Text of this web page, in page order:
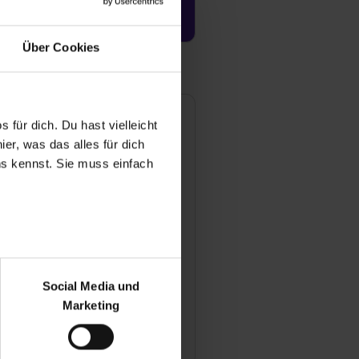
Über Cookies
für dich. Du hast vielleicht
was das alles für dich
kennst. Sie muss einfach
bei Benutzung der
zu analysieren
soziale Medien, Werbung
Marketing“). Unsere
bereitgestellt hast oder die
Social Media und
Marketing
Software GmbH
50
Stuttgart